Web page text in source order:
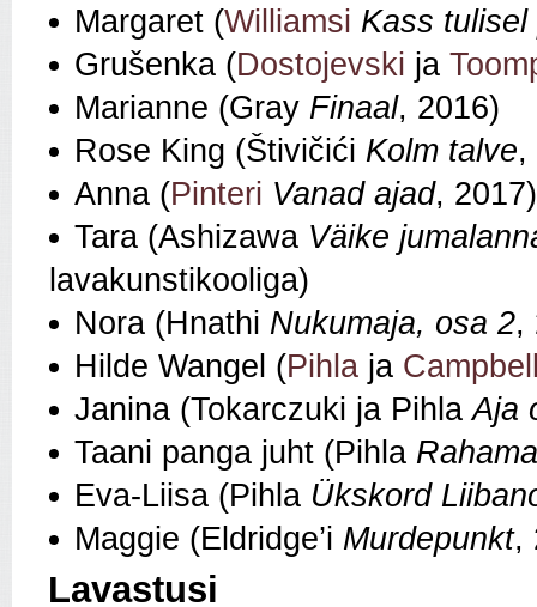
Margaret (Williamsi Kass
Grušenka (Dostojevski ja
Marianne (Gray Finaal, 2016)
Rose King (Štivičići Kolm talve,
Anna (Pinteri Vanad ajad, 2017)
Tara (Ashizawa Väike
lavakunstikooliga)
Nora (Hnathi Nukumaja, osa 2,
Hilde Wangel (Pihla ja
Janina (Tokarczuki ja PihlaAja
Taani panga juht (Pihla
Eva-Liisa (Pihla Ükskord
Maggie (Eldridge’i Murdepunkt,
Lavastusi